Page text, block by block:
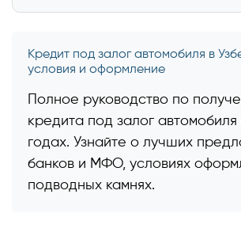
Кредит под залог автомобиля в
условия и оформление
Полное руководство по
кредита под залог автомобиля
годах. Узнайте о лучших
банков и МФО, условиях
подводных камнях.